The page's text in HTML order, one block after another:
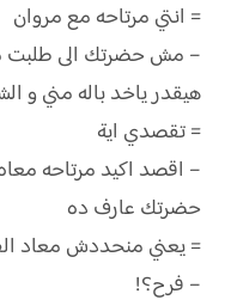
= انتي مرتاحه مع مروان
– مش حضرتك الى طلبت
هيقدر ياخد باله مني و
= تقصدي اية
– اقصد اكيد مرتاحه
حضرتك عارف ده
= يعني منحددش معاد
– فرح؟!